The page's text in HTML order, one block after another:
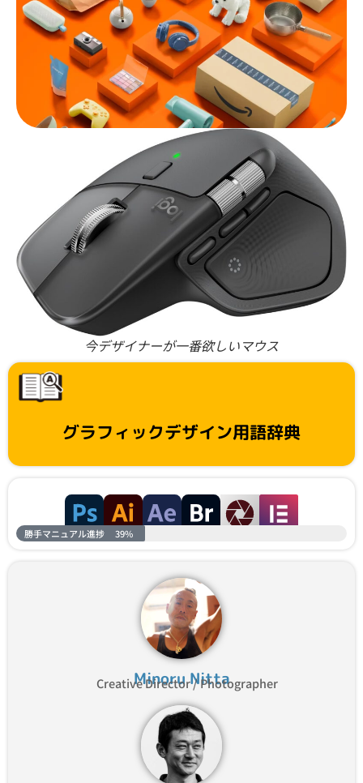
今デザイナーが一番欲しいマウス
グラフィックデザイン用語辞典
勝手マニュアル進捗 39%
Minoru Nitta
Creative Director / Photographer